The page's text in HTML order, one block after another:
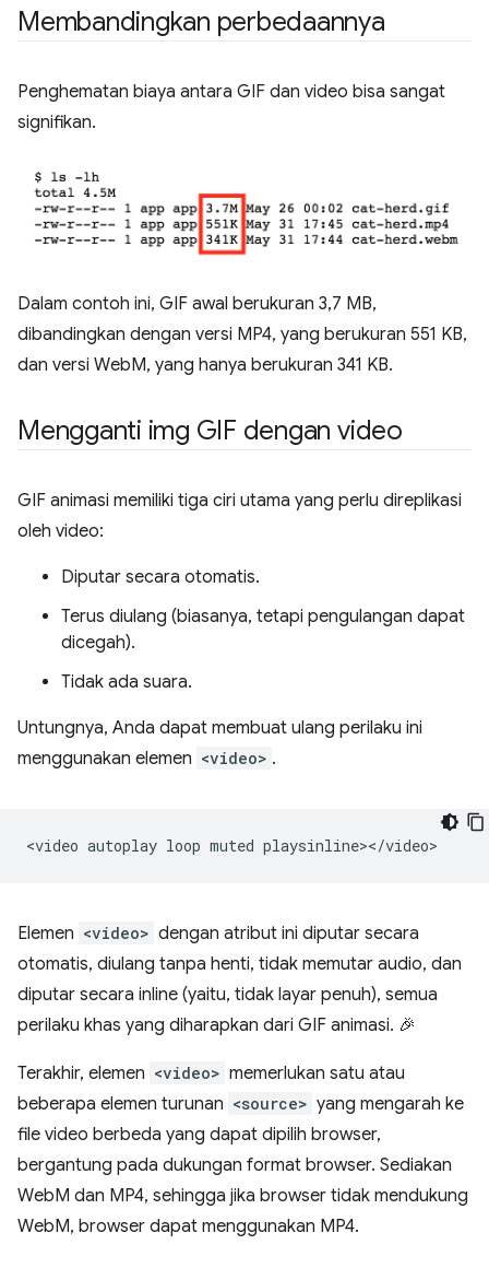
Membandingkan perbedaannya
Penghematan biaya antara GIF dan video bisa sangat
signifikan.
Dalam contoh ini, GIF awal berukuran 3,7 MB,
dibandingkan dengan versi MP4, yang berukuran 551 KB,
dan versi WebM, yang hanya berukuran 341 KB.
Mengganti img GIF dengan video
GIF animasi memiliki tiga ciri utama yang perlu direplikasi
oleh video:
Diputar secara otomatis.
Terus diulang (biasanya, tetapi pengulangan dapat
dicegah).
Tidak ada suara.
Untungnya, Anda dapat membuat ulang perilaku ini
menggunakan elemen <video> .
<video autoplay loop muted
Elemen <video> dengan atribut ini diputar secara
otomatis, diulang tanpa henti, tidak memutar audio, dan
diputar secara inline (yaitu, tidak layar penuh), semua
perilaku khas yang diharapkan dari GIF animasi. 🎉
Terakhir, elemen <video> memerlukan satu atau
beberapa elemen turunan <source> yang mengarah ke
file video berbeda yang dapat dipilih browser,
bergantung pada dukungan format browser. Sediakan
WebM dan MP4, sehingga jika browser tidak mendukung
WebM, browser dapat menggunakan MP4.